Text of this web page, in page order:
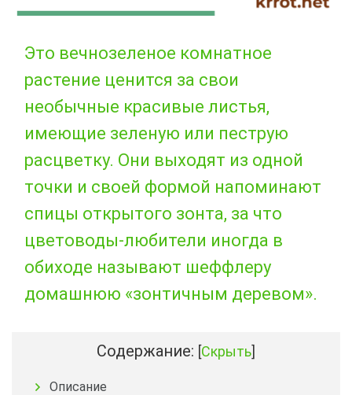
Это вечнозеленое комнатное
растение ценится за свои
необычные красивые листья,
имеющие зеленую или пеструю
расцветку. Они выходят из одной
точки и своей формой напоминают
спицы открытого зонта, за что
цветоводы-любители иногда в
обиходе называют шеффлеру
домашнюю «зонтичным деревом».
Содержание: [Скрыть]
Описание